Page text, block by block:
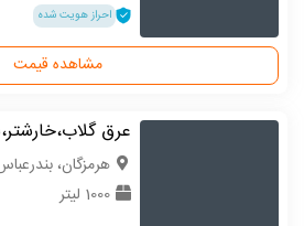
احراز هویت شده
مشاهده قیمت
عرق
هرمزگان،
1000 لیتر